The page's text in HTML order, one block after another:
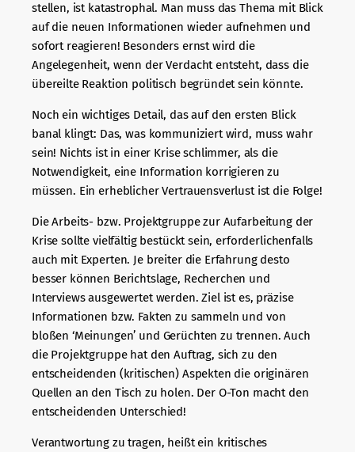
stellen, ist katastrophal. Man muss das Thema mit Blick
auf die neuen Informationen wieder aufnehmen und
sofort reagieren! Besonders ernst wird die
Angelegenheit, wenn der Verdacht entsteht, dass die
übereilte Reaktion politisch begründet sein könnte.
Noch ein wichtiges Detail, das auf den ersten Blick
banal klingt: Das, was kommuniziert wird, muss wahr
sein! Nichts ist in einer Krise schlimmer, als die
Notwendigkeit, eine Information korrigieren zu
müssen. Ein erheblicher Vertrauensverlust ist die Folge!
Die Arbeits- bzw. Projektgruppe zur Aufarbeitung der
Krise sollte vielfältig bestückt sein, erforderlichenfalls
auch mit Experten. Je breiter die Erfahrung desto
besser können Berichtslage, Recherchen und
Interviews ausgewertet werden. Ziel ist es, präzise
Informationen bzw. Fakten zu sammeln und von
bloßen ‘Meinungen’ und Gerüchten zu trennen. Auch
die Projektgruppe hat den Auftrag, sich zu den
entscheidenden (kritischen) Aspekten die originären
Quellen an den Tisch zu holen. Der O-Ton macht den
entscheidenden Unterschied!
Verantwortung zu tragen, heißt ein kritisches